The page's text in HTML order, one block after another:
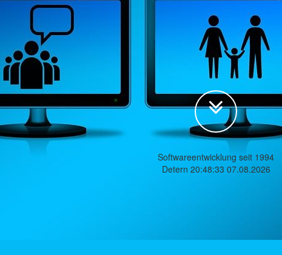
Softwareentwicklung seit 1994
Detern 20:48:33 07.08.2026